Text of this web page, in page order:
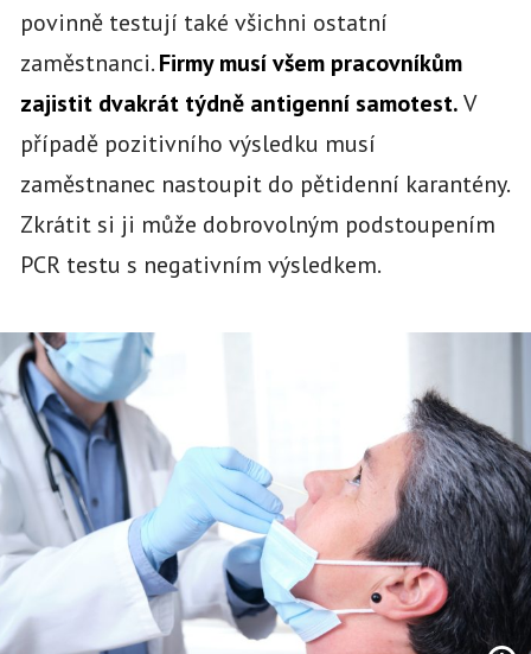
povinně testují také všichni ostatní
zaměstnanci.Firmy musí všem pracovníkům
zajistit dvakrát týdně antigenní samotest.V
případě pozitivního výsledku musí
zaměstnanec nastoupit do pětidenní karantény.
Zkrátit si ji může dobrovolným podstoupením
PCR testu s negativním výsledkem.